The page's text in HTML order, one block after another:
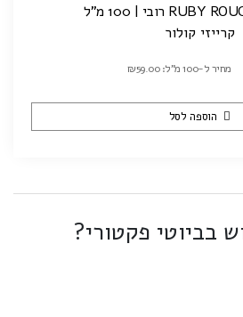
קרייזי קולור
מחיר ל-100 מ"ל: ₪59.00
הוספה לסל
בביוטי פקטורי?